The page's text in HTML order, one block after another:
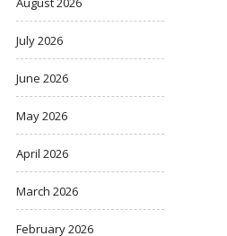
July 2026
June 2026
May 2026
April 2026
March 2026
February 2026